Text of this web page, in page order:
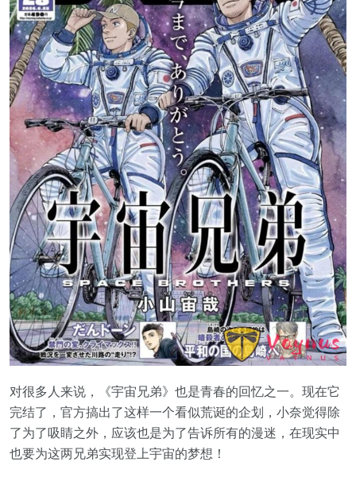
对很多人来说，《宇宙兄弟》也是青春的回忆之一。现在它
完结了，官方搞出了这样一个看似荒诞的企划，小奈觉得除
了为了吸睛之外，应该也是为了告诉所有的漫迷，在现实中
也要为这两兄弟实现登上宇宙的梦想！